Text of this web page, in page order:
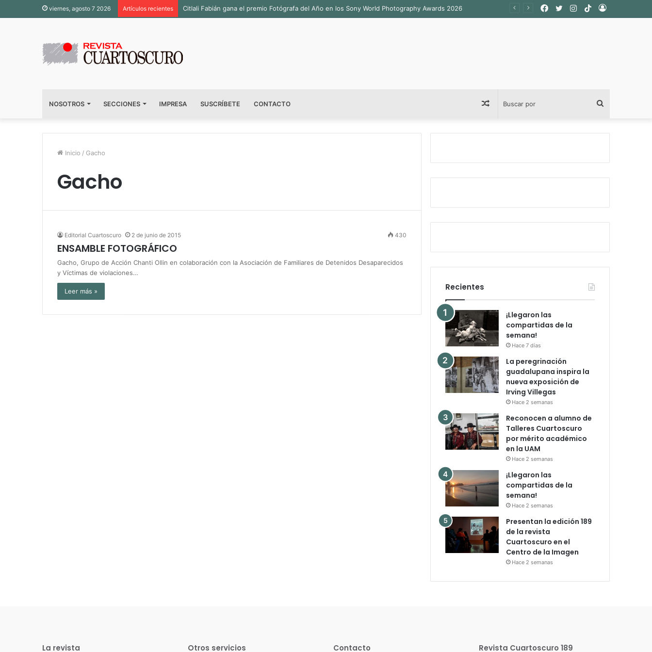
viernes, agosto 7 2026 Artículos recientes Citlali Fabián gana el premio Fotógrafa del Año en los Sony World Photography Awards 2026 Acceso
TikTok
Instagram
Twitter
Facebook
NOSOTROS SECCIONES IMPRESA SUSCRÍBETE CONTACTO
por
Publicación
al
azar
Inicio / Gacho
Gacho
Editorial Cuartoscuro 2 de junio de 2015 430
ENSAMBLE FOTOGRÁFICO
Gacho, Grupo de Acción Chanti Ollin en colaboración con la Asociación de Familiares de Detenidos Desaparecidos
y Víctimas de violaciones…
Leer más » Recientes
¡Llegaron las
compartidas de la
semana!
Hace 7 días
La peregrinación
guadalupana inspira la
nueva exposición de
Irving Villegas
Hace 2 semanas
Reconocen a alumno de
Talleres Cuartoscuro
por mérito académico
en la UAM
Hace 2 semanas
¡Llegaron las
compartidas de la
semana!
Hace 2 semanas
Presentan la edición 189
de la revista
Cuartoscuro en el
Centro de la Imagen
Hace 2 semanas
La revista Otros servicios Contacto Revista Cuartoscuro 189